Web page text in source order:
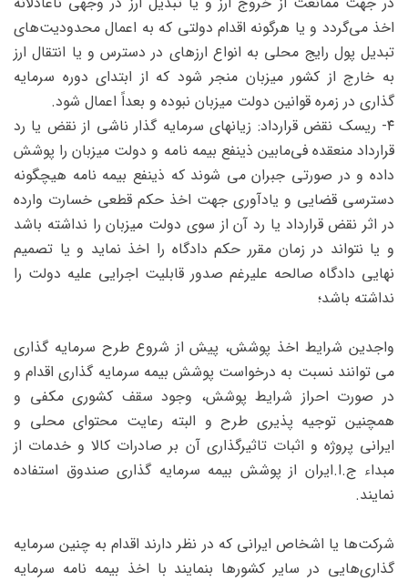
اخذ می‌گردد و یا هرگونه اقدام دولتی که به اعمال محدودیت‌های
تبدیل پول رایج محلی به انواع ارز‌های در دسترس و یا انتقال ارز
به خارج از کشور میزبان منجر شود که از ابتدای دوره سرمایه‌
گذاری در زمره قوانین دولت میزبان نبوده و بعداً اعمال شود.
۴- ریسک نقض قرارداد: زیانهای سرمایه‌ گذار ناشی از نقض یا رد
قرارداد منعقده فی‌ما‌بین ذینفع بیمه‌ نامه و دولت میزبان را پوشش
داده و در صورتی جبران می شوند که ذینفع بیمه‌ نامه هیچگونه
دسترسی قضایی و یادآوری جهت اخذ حکم قطعی خسارت وارده
در اثر نقض قرارداد یا رد آن از سوی دولت میزبان را نداشته باشد
و یا نتواند در زمان مقرر حکم دادگاه را اخذ نماید و یا تصمیم
نهایی دادگاه صالحه علیرغم صدور قابلیت اجرایی علیه دولت را
نداشته باشد؛
واجدین شرایط اخذ پوشش، پیش از شروع طرح سرمایه‌ گذاری
می توانند نسبت به درخواست پوشش بیمه سرمایه‌ گذاری اقدام و
در صورت احراز شرایط پوشش، وجود سقف کشوری مکفی و
همچنین توجیه‌ پذیری طرح و البته رعایت محتوای محلی و
ایرانی پروژه و اثبات تاثیرگذاری آن بر صادرات کالا و خدمات از
مبداء ج.ا.ایران از پوشش بیمه سرمایه‌ گذاری صندوق استفاده
نمایند.
شرکت‌ها یا اشخاص ایرانی که در نظر دارند اقدام به چنین سرمایه‌
گذاری‌هایی در سایر کشورها بنمایند با اخذ بیمه‌ نامه سرمایه‌